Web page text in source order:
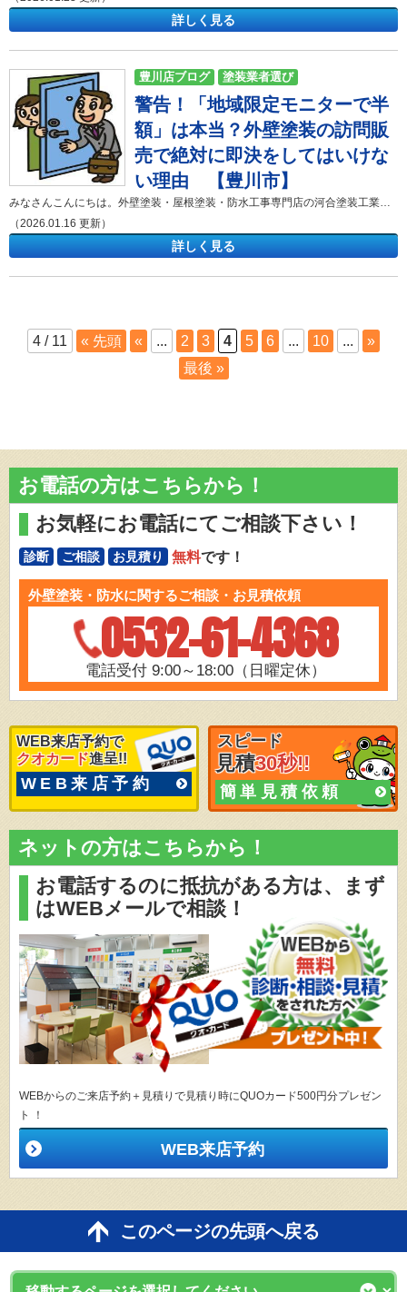
詳しく見る
警告！「地域限定モニターで半
額」は本当？外壁塗装の訪問販
売で絶対に即決をしてはいけな
い理由 【豊川市】
みなさんこんにちは。外壁塗装・屋根塗装・防水工事専門店の河合塗装工業です。 「ピンポーン」とインターホンが鳴り、玄関を開けると「近くで工事をしている者ですが、お宅の屋根が割れているのが見えました」と指摘された経験はありますでしょうか。突然、自宅の不具合を指摘されると、誰でも不安な気持ちになってしまいます。さらに「今なら地域限定のモニター価格で工事ができます」と提案されると、お得な話に聞こえて心が揺らいでしまうかもしれません。 この記事では、外壁塗装や屋根塗装の業界で横行している「モニター商法」の手口と、その甘い言葉の裏に隠されたリスクについて詳しく解説します。 ご自宅のメンテナンスを検討中の方だけでなく、訪問販売の業者に提案を受けて迷っている方も、大切なお住まいと資産を守るために、戸建て住宅の外壁塗装、屋根塗装を検討中の方はぜひ最後まで読んでみてください！ 屋根塗装は重要だからこそ「モニター商法」の標的にされやすい まず、大前提としてお伝えしたいのは、屋根塗装や外壁塗装は住宅を長持ちさせるために非常に重要であるという事実です。屋根は紫外線や雨風を直接受け止めており、定期的な塗装メンテナンスを行わなければ、雨漏りや建物の腐食につながります。 しかし、この「屋根塗装は重要である」という事実を逆手にとって、不安を煽（あお）り、不当な契約を結ばせようとする業者が存在します。それが「モニター商法」を用いる一部の訪問販売業者です。 モニター商法とは、「この地域のモデルケースとして、特別にモニター価格で施工します」と持ちかけ、大幅な値引きを装って契約を迫る手法です。 『モニター商法』を知っていますか？甘い言葉の裏側をQ＆Aで解説 「モニター」という言葉には、「選ばれた人」「特別なお得感」という響きがあります。しかし、外壁塗装において、この言葉が出たら警戒レベルを最大まで上げる必要があります。 Q. 「今日契約してくれたら半額にする」と急かされています。今日中に決めたほうが良いですか？ A. 絶対に今日中に決めてはいけません。即日契約を迫る業者に、優良な業者は存在しないと断言できます。 まともな塗装業者であれば、現地調査を行い、家の劣化状況を詳細に診断し、塗布面積を正確に計算してからでないと、正確な見積もり金額を出すことはできません。現場を見たその場で「半額にします」と言えるのは、どんぶり勘定で見積もりを作っている証拠です。 また、「今日だけ」と期限を切るのは、お客様に冷静に考える時間を与えず、他の業者と比較検討（相見積もり）をさせないための作戦です。屋根塗装は重要かつ高額な工事です。即決を迫る姿勢そのものが、お客様の利益を無視している証拠と言えます。 悪質な業者がよく使う「3つの危険なキーワード」 訪問販売業者が来訪した際、以下のキーワードが出てきたら、その話は疑ってかかる必要があります。これらの言葉は、消費者の不安と射幸心（しゃこうしん：偶然の利益を期待する心）を煽るための常套句です。 1. 「近所で工事をしているので挨拶に来ました」 これは「挨拶」を口実にして、玄関のドアを開けさせるためのテクニックです。実際には近所で工事などしていない場合も多くあります。また、本当に工事をしていたとしても、別の家の工事担当者が、わざわざ頼まれてもいないお宅の屋根を細かくチェックすることは、通常業務ではあり得ません。 2. 「屋根が割れています／瓦がズレています」 屋根は下から見えにくいため、嘘をついてもバレにくい場所です。そこを狙って、実際には何の問題もないのに「割れている」「ズレている」と嘘の報告をするケースが後を絶ちません。中には、屋根に登って点検するフリをして、自分たちでわざと瓦を割って写真を撮り、「壊れていました」と報告する極めて悪質な業者も存在します。知らない業者は絶対に屋根に登らせてはいけません。 3. 「キャンペーンで残り1枠です」 「限定」や「残りわずか」という言葉で焦燥感を煽ります。「この地域であと1軒だけモニター価格で提供できます」といった言い回しは、マニュアル通りのセールストークです。実際には、何軒契約しても「残り1枠」と言い続けています。 実体験を紹介します 「訪問販売会社の常套手段に注意！」 なぜ屋根塗装・外壁塗装で「訪問販売の即決」は絶対にしてはいけないのか この記事で最もお伝えしたいことは、**「訪問販売での即決は絶対にダメ」**ということです。その理由を明確にします。 適正価格かどうかの判断が不可能であるため 外壁塗装や屋根塗装には「定価」が存在しません。家の大きさ、劣化状況、使用する塗料の種類によって価格は大きく変動します。そのため、1社だけの見積もりを見ても、その金額が高いのか安いのか、一般の方が判断することは不可能です。即決をしてしまうと、相場より50万円以上高い金額で契約してしまうリスクが非常に高くなります。 施工品質が保証されないリスクが高いため 即決を迫る業者は、「契約を取ること」がゴールになっています。契約さえ取れれば、工事は下請け業者に丸投げし、施工管理を一切行わないケースが多々あります。その結果、塗料を既定の量より薄めて使ったり、乾燥時間を守らずに塗り重ねたりする手抜き工事が発生します。どんなに良い塗料を使っても、施工品質が悪ければ、数年で塗装が剥がれてきます。屋根塗装は重要なメンテナンスですが、質の悪い工事をするくらいなら、何もしない方がマシな場合さえあります。 冷静な判断力を失っている状態での契約になるため 突然の訪問で「雨漏りする」と脅され、「今なら安い」と誘惑された状態は、心理的にパニックに近い状態です。そのような精神状態で、数十万円から百万円を超える契約書にハンコを押すのはあまりにも危険です。家族や知人に相談し、地元の信頼できる塗装専門店に見積もりを依頼し、比較検討する時間を必ず確保してください。 もし契約してしまったら？「クーリング・オフ」を活用してください 万が一、その場の雰囲気に飲まれて契約書にサインをしてしまっても、諦める必要はありません。訪問販売による契約の場合、法律で定められた「クーリング・オフ制度」を利用できます。 契約書面を受け取った日を含めて8日以内であれば、無条件で契約の解除が可能です。理由は必要ありません。「やっぱりやめます」と伝えるだけで、契約は白紙に戻り、違約金などを支払う必要も一切ありません。 もし業者が「材料をすでに発注したからキャンセルできない」「足場の手配をしたから違約金がかかる」と言ってきても、それは法律違反です。8日以内であれば、工事が始まっていたとしても、業者の負担で元の状態に戻させることができます。少しでも「おかしいな」「早まったかな」と思ったら、すぐに消費生活センターや、地元の信頼できる塗装店に相談してください。 まとめ 今回は「モニター商法」の手口と、屋根塗装・外壁塗装における訪問販売のリスクについて解説しました。 記事の要点をまとめます。 屋根塗装は住宅を守るために重要だが、その重要性を悪用する業者が存在する。 「モニター価格」「足場代無料」は、お得に見せかけるための危険な罠である。 「今すぐ契約すれば半額」といった甘い言葉を信じてはいけない。 屋根の不具合を指摘されても、知らない業者を絶対に屋根に登らせてはいけない。 訪問販売での即決は絶対にダメ。必ず複数の業者で比較検討を行う。 契約してしまっても、8日以内ならクーリング・オフが可能である。 外壁塗装や屋根塗装は、10年に一度の大切なイベントです。だからこそ、焦って決める必要はありません。お客様ご自身が納得し、信頼できる業者とじっくり話し合って決めることが、失敗しない塗装工事の第一歩です。 「うちの屋根は本当に大丈夫だろうか？」「他社で見積もりを取ったけれど、適正価格なのか見てほしい」といったご相談も大歓迎です。私たちは、お客様の不安を煽るような営業は一切いたしません。 河合塗装工業では、豊橋市・豊川市を中心に、外壁塗装や屋根塗装、防水工事などを手掛けております。 みなさまに気軽に相談できる会社を目指しサービスを展開しておりますので今後ともよろしくお願い致します。 お問い合わせはコチラから！ 来店予約はコチラから！ スムーズにご案内させていただくため、当店ではご来店前のご予約をお願いしております。ホームページ・お電話でお気軽にご予約ください。 ❁❁❁ インスタグラム 公開中 ❁❁❁ ↓ click ❁❁❁ 施工事例一部ご紹介 ❁❁❁ ↓ click 豊橋市A様邸 外壁塗装・屋根塗装 ❁❁❁ 助成金について ❁❁❁ ↓ click ❁❁❁ ショールーム来店予約はこちら ❁❁❁ ↓ click ご相談・現地調査・お見積り提出まで無料です。 不明な点はお気軽にお問い合わせくださいませ。 豊橋市・豊川市からの案件増加に伴い、田原市・蒲郡市等東三河エリアでのお問い合わせが急増しています。 豊橋市・豊川市同様に、地域密着スピード対応でご案内いたしますので、お気軽にお問い合わせください。 河合塗装工業ショールームのご案内 ショールームには皆様が実際に見て触れて頂けるものをご用意しております。 〇 豊橋ショールーム 〒440-0831 愛知県豊橋市西岩田5丁目9-14TEL：0532-61-4368 FAX：0532-61-6658営業時間：9:00～18:00（日曜定休） 〇 豊川ショールーム 〒442-0051 愛知県豊川市中央通4丁目1番地 ショールームでできること📋 専門スタッフによる無料相談お住まいの外壁・屋根の劣化状況、外壁塗装工事のことについてなど、どんなお悩みでもお気軽にご相談ください。🏠 実際の塗装サンプルをご覧いただけます豊富なサンプルを用意しております。サンプルを見ながらの説明。塗装後のお住まいをイメージできます。実際に「見て」「触れる」ことができるショールームで、お家の未来を一緒に考えていきましょう！ ご相談・お問い合わせはお気軽に！！ 御見積り依頼、各種診断、不明な点等、お気軽にどうぞ。 お待ちしております。河合塗装工業の施工事例集 「外壁塗装・屋根塗装を考えているけどイメージがわかない・・・」 そんな方は河合塗装工業が施工させて頂いたお宅をご覧ください！ 「屋根・外壁診断」は河合塗装工業におまかせください！ まずはお家の劣化状況をしっかりと把握しましょう。 河合塗装工業ではご相談・現地調査・お見積り提出まで無料でさせて頂きます！
（2026.01.16 更新）
詳しく見る
豊川店ブログ 塗装業者選び
4 / 11 « 先頭 « ... 2 3 4 5 6 ... 10 ...
»
最後 »
お電話の方はこちらから！
お気軽にお電話にてご相談下さい！
診断 ご相談 お見積り 無料です！
外壁塗装・防水に関するご相談・お見積依頼
0532-61-4368
電話受付 9:00～18:00（日曜定休）
WEB来店予約で
クオカード進呈!!
WEB来店予約
スピード
見積30秒!!
簡単見積依頼
ネットの方はこちらから！
お電話するのに抵抗がある方は、
まず
はWEBメールで相談！
WEBからのご来店予約＋見積りで見積り時にQUOカード500円分プレゼン
ト ！
WEB来店予約
このページの先頭へ戻る